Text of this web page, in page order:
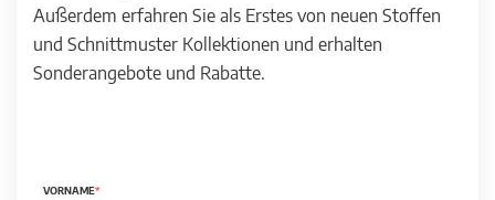
Außerdem erfahren Sie als Erstes von neuen Stoffen
und Schnittmuster Kollektionen und erhalten
Sonderangebote und Rabatte.
VORNAME